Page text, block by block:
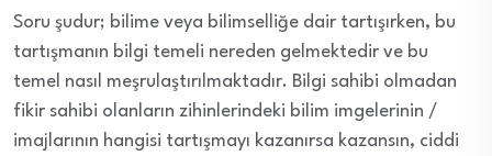
Soru şudur; bilime veya bilimselliğe dair tartışırken, bu
tartışmanın bilgi temeli nereden gelmektedir ve bu
temel nasıl meşrulaştırılmaktadır. Bilgi sahibi olmadan
fikir sahibi olanların zihinlerindeki bilim imgelerinin /
imajlarının hangisi tartışmayı kazanırsa kazansın, ciddi